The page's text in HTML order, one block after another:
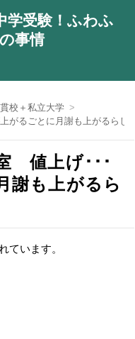
学受験！ふわふ
事情
校＋私立大学
がるごとに月謝も上がるらし
値上げ･･･
謝も上がるら
ています。